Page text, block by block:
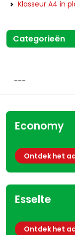
Klasseur A4 in
Categorieën
Economy
Ontdek het
Esselte
Ontdek het